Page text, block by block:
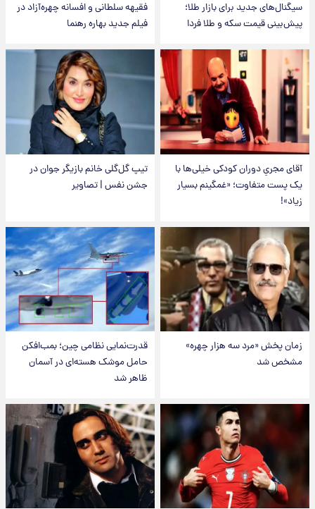
سیگنال‌های جدید برای بازار طلا؛
پیش‌بینی قیمت سکه و طلا فردا
فقیهه سلطانی و افسانه چهره‌آزاد در
فیلم جدید بهاره رهنما
آقای مجریِ دوران کودکی خیلی‌ها با
یک پست متفاوت؛ «غمگینم بسیار
زیاد»!
تیپ گل‌گلی خانم بازیگر جوان در
جشن نفس | تصاویر
زمان پخش «مرد سه هزار چهره»
مشخص شد
قدرت‌نمایی نظامی چین؛ بمب‌افکن
حامل موشک هسته‌ای در آسمان
ظاهر شد